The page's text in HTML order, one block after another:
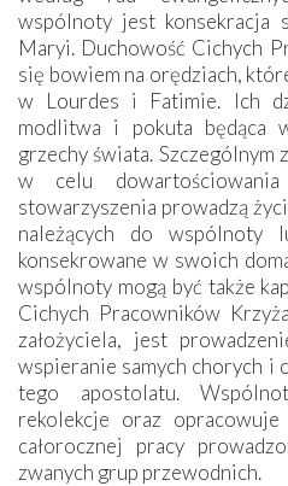
wspólnoty jest konsekracja
Maryi. Duchowość Cichych
się bowiem na orędziach,
w Lourdes i Fatimie. Ich
modlitwa i pokuta będąca
grzechy świata. Szczególnym
w celu dowartościowania
stowarzyszenia prowadzą
należących do
konsekrowane w swoich
wspólnoty mogą być także
Cichych Pracowników
założyciela, jest
wspieranie samych chorych i
tego apostolatu.
rekolekcje oraz
całorocznej pracy
zwanych grup przewodnich.